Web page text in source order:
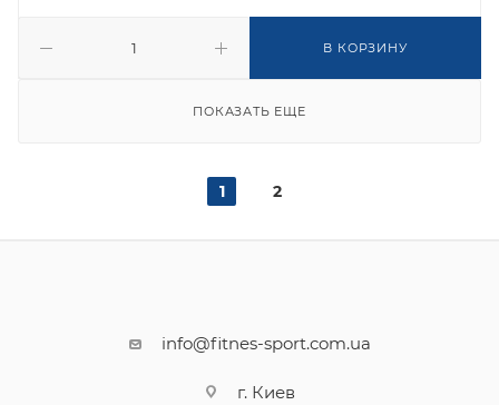
В КОРЗИНУ
ПОКАЗАТЬ ЕЩЕ
1 2
info@fitnes-sport.com.ua
г. Киев